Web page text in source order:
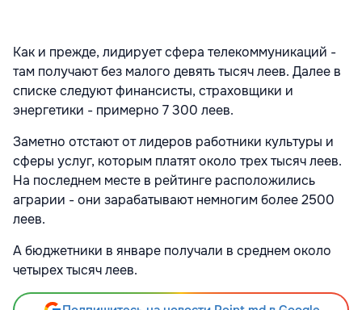
Как и прежде, лидирует сфера телекоммуникаций -
там получают без малого девять тысяч леев. Далее в
списке следуют финансисты, страховщики и
энергетики - примерно 7 300 леев.
Заметно отстают от лидеров работники культуры и
сферы услуг, которым платят около трех тысяч леев.
На последнем месте в рейтинге расположились
аграрии - они зарабатывают немногим более 2500
леев.
А бюджетники в январе получали в среднем около
четырех тысяч леев.